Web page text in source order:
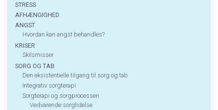
STRESS
AFHÆNGIGHED
ANGST
Hvordan kan angst behandles?
KRISER
Skilsmisser
SORG OG TAB
Den eksistentielle tilgang til sorg og tab
Integrativ sorgterapi
Sorgterapi og sorgprocessen
Vedvarende sorglidelse